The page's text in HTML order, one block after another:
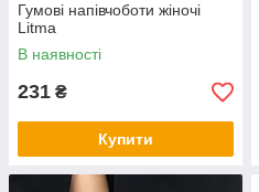
Гумові напівчоботи жіночі
Litma
В наявності
231 ₴
Купити